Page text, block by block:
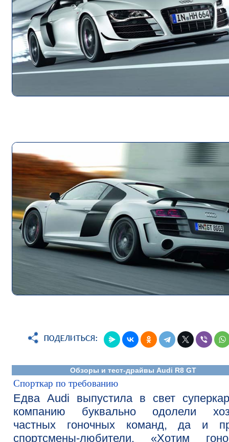
Обзоры и тест-драйвы Audi R8 GT
Спорткар по требованию
Едва Audi выпустила в свет
компанию буквально одолели
частных гоночных команд, да и
спортсмены-любители. «Хотим